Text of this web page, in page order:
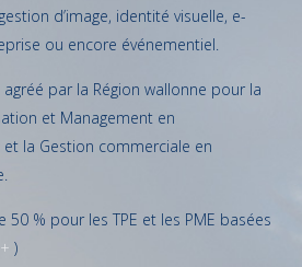
d’image, identité visuelle, e-
ou encore événementiel.
par la Région wallonne pour la
et Management en
la Gestion commerciale en
% pour les TPE et les PME basées
)